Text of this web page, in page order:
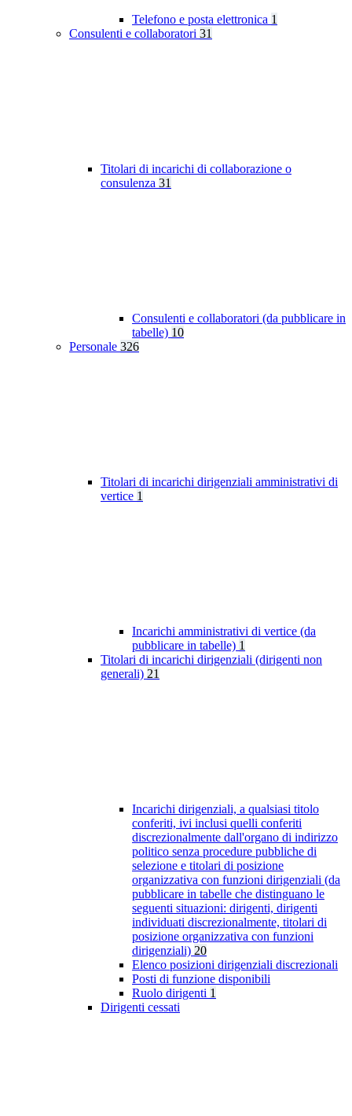
Telefono e posta elettronica 1
Consulenti e collaboratori 31
Titolari di incarichi di collaborazione o
consulenza 31
Consulenti e collaboratori (da pubblicare in
tabelle) 10
Personale 326
Titolari di incarichi dirigenziali amministrativi di
vertice 1
Incarichi amministrativi di vertice (da
pubblicare in tabelle) 1
Titolari di incarichi dirigenziali (dirigenti non
generali) 21
Incarichi dirigenziali, a qualsiasi titolo
conferiti, ivi inclusi quelli conferiti
discrezionalmente dall'organo di indirizzo
politico senza procedure pubbliche di
selezione e titolari di posizione
organizzativa con funzioni dirigenziali (da
pubblicare in tabelle che distinguano le
seguenti situazioni: dirigenti, dirigenti
individuati discrezionalmente, titolari di
posizione organizzativa con funzioni
dirigenziali) 20
Elenco posizioni dirigenziali discrezionali
Posti di funzione disponibili
Ruolo dirigenti 1
Dirigenti cessati